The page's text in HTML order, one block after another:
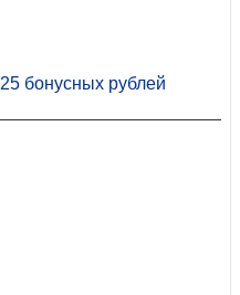
25 бонусных рублей